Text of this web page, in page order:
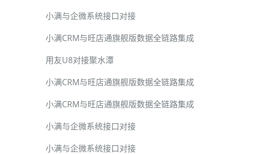
小满与企微系统接口对接
小满CRM与旺店通旗舰版数据全链路集成
用友U8对接聚水潭
小满CRM与旺店通旗舰版数据全链路集成
小满CRM与旺店通旗舰版数据全链路集成
小满与企微系统接口对接
小满与企微系统接口对接